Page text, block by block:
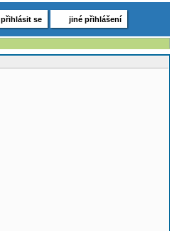
přihlásit se jiné přihlášení